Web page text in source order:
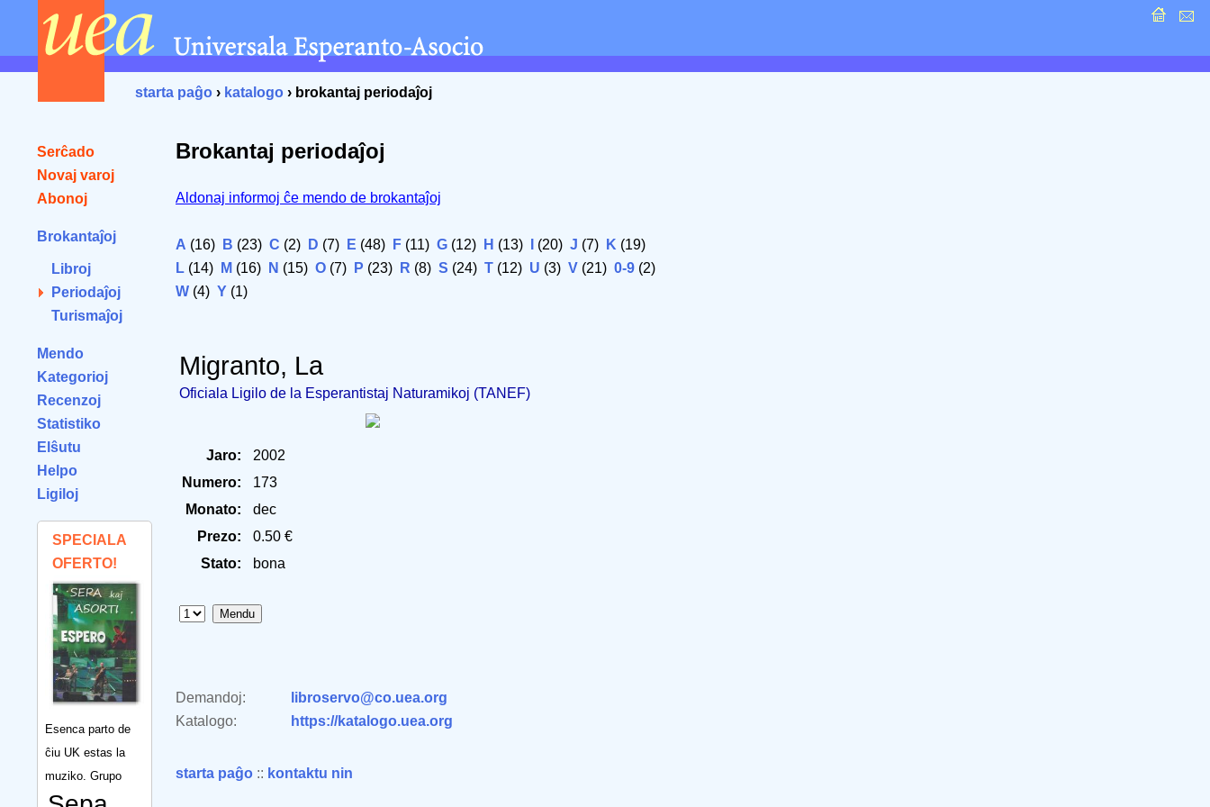
starta paĝo › katalogo › brokantaj periodaĵoj
Serĉado
Novaj varoj
Abonoj
Brokantaĵoj
Libroj
Periodaĵoj
Turismaĵoj
Mendo
Kategorioj
Recenzoj
Statistiko
Elŝutu
Helpo
Ligiloj
SPECIALA
OFERTO!
Esenca parto de
ĉiu UK estas la
muziko. Grupo
Brokantaj periodaĵoj
Aldonaj informoj ĉe mendo de brokantaĵoj
A (16) B (23) C (2) D (7) E (48) F (11) G (12) H (13) (20) J (7) K (19)
L (14) M (16) N (15) O (7) P (23) R (8) S (24) T (12) U (3) V (21) 0-9 (2)
W (4) Y (1)
Migranto, La
Oficiala Ligilo de la Esperantistaj Naturamikoj (TANEF)
Jaro:
2002
Numero:
173
Monato:
dec
Prezo:
0.50 €
Stato:
bona
Demandoj:
libroservo@co.uea.org
Katalogo:
https://katalogo.uea.org
starta paĝo :: kontaktu nin